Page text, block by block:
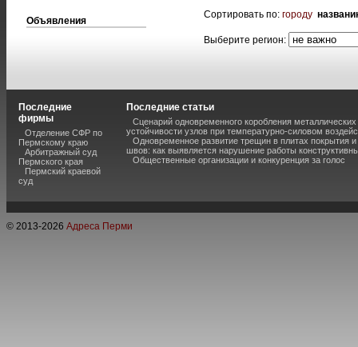
Объявления
Сортировать по: городу
Выберите регион:
Последние
фирмы
Отделение СФР по
Пермскому краю
Арбитражный суд
Пермского края
Пермский краевой
суд
Последние статьи
Сценарий одновременного коробления
устойчивости узлов при температурно-силовом
Одновременное развитие трещин в плитах покрытия
швов: как выявляется нарушение работы
Общественные организации и конкуренция за голос
© 2013-2026 Адреса Перми